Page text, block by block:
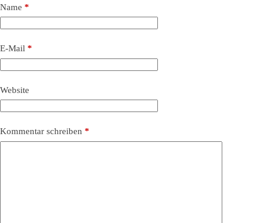
Name *
E-Mail *
Website
Kommentar schreiben *